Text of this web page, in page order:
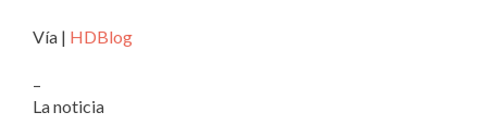
Vía | HDBlog
–
La noticia